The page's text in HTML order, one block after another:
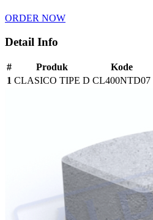
ORDER NOW
Detail Info
# Produk Kode
1 CLASICO TIPE D CL400NTD07